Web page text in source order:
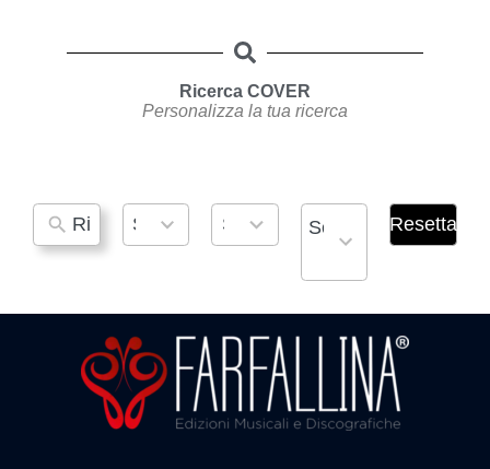
Ricerca COVER
Personalizza la tua ricerca
No
results
Seleziona Titolo
88
results
Seleziona Genere
32
results
Seleziona Tema
results
available
Resetta